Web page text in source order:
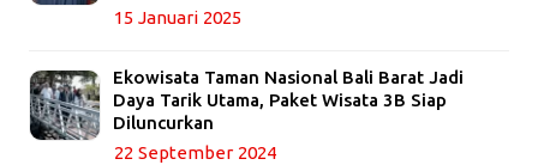
15 Januari 2025
Ekowisata Taman Nasional Bali Barat Jadi
Daya Tarik Utama, Paket Wisata 3B Siap
Diluncurkan
22 September 2024